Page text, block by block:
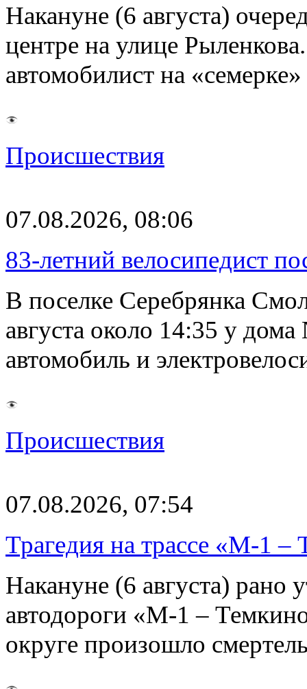
Накануне (6 августа)
центре на улице
автомобилист на
Происшествия
07.08.2026, 08:06
83-летний велосипедист
В поселке Серебрянка
августа около 14:35 у
автомобиль и
Происшествия
07.08.2026, 07:54
Трагедия на трассе «М-1 –
Накануне (6 августа) рано
автодороги «М-1 –
округе произошло